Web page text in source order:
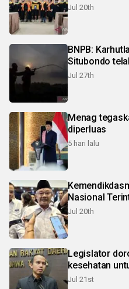
Jul 20th
BNPB:
Situbondo
Jul 27th
Menag
diperluas
5 hari lalu
Nasional
Jul 20th
Legislator
kesehatan
Jul 21st